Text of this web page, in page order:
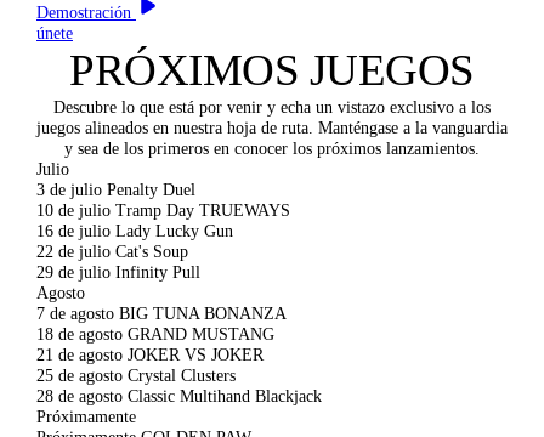
Demostración
únete
PRÓXIMOS JUEGOS
Descubre lo que está por venir y echa un vistazo exclusivo a los
juegos alineados en nuestra hoja de ruta. Manténgase a la vanguardia
y sea de los primeros en conocer los próximos lanzamientos.
Julio
3 de julio Penalty Duel
10 de julio Tramp Day TRUEWAYS
16 de julio Lady Lucky Gun
22 de julio Cat's Soup
29 de julio Infinity Pull
Agosto
7 de agosto BIG TUNA BONANZA
18 de agosto GRAND MUSTANG
21 de agosto JOKER VS JOKER
25 de agosto Crystal Clusters
28 de agosto Classic Multihand Blackjack
Próximamente